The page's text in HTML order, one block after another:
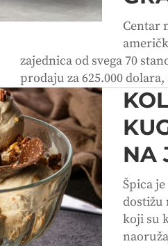
Centar
zajednica od svega 70
prodaju za 625.000 dolara,
NA
Špica
dostižu
koji su